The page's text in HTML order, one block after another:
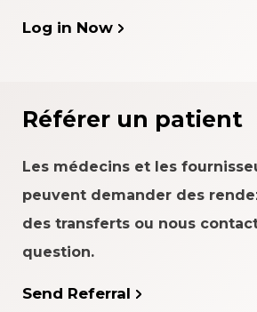
Log in Now
Référer un patient
Les médecins et les
peuvent demander des
des transferts ou nous
question.
Send Referral